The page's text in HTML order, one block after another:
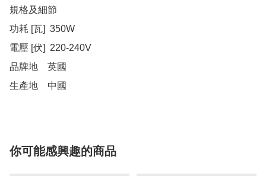
規格及細節
功耗 [瓦]  350W
電壓 [伏]  220-240V
品牌地	英國
生產地	中國
你可能感興趣的商品